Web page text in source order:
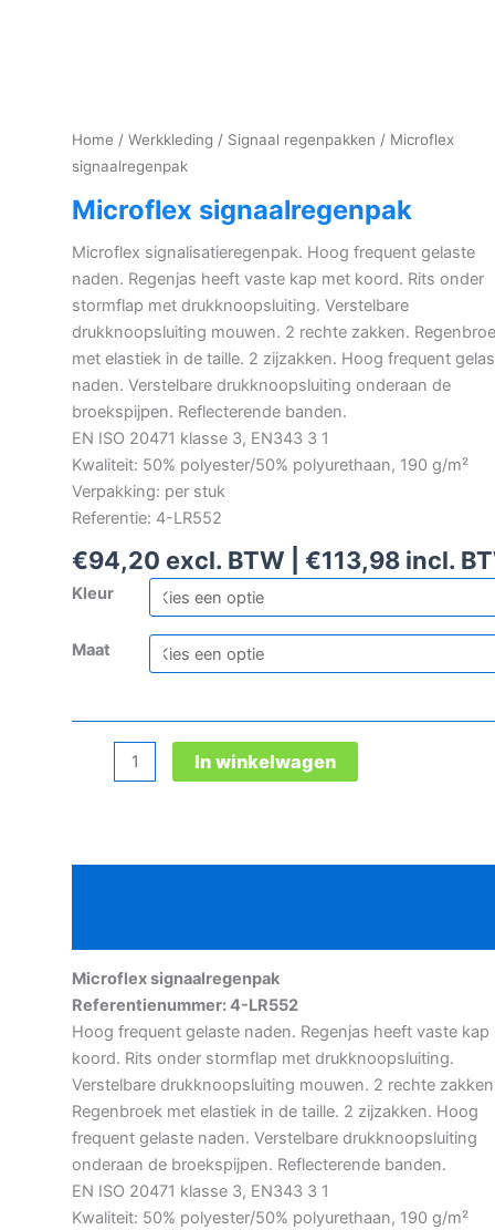
Home / Werkkleding / Signaal regenpakken / Microflex
signaalregenpak
Microflex signaalregenpak
Microflex signalisatieregenpak. Hoog frequent gelaste
naden. Regenjas heeft vaste kap met koord. Rits onder
stormflap met drukknoopsluiting. Verstelbare
drukknoopsluiting mouwen. 2 rechte zakken.
met elastiek in de taille. 2 zijzakken. Hoog frequent
naden. Verstelbare drukknoopsluiting onderaan de
broekspijpen. Reflecterende banden.
EN ISO 20471 klasse 3, EN343 3 1
Kwaliteit: 50% polyester/50% polyurethaan, 190 g/m²
Verpakking: per stuk
Referentie: 4-LR552
€94,20 excl. BTW | €113,98 incl.
Kleur
Maat
Microflex
signalisatieregenpak
In winkelwagen
Microflex signaalregenpak
Referentienummer: 4-LR552
Hoog frequent gelaste naden. Regenjas heeft vaste kap
koord. Rits onder stormflap met drukknoopsluiting.
Verstelbare drukknoopsluiting mouwen. 2 rechte
Regenbroek met elastiek in de taille. 2 zijzakken. Hoog
frequent gelaste naden. Verstelbare drukknoopsluiting
onderaan de broekspijpen. Reflecterende banden.
EN ISO 20471 klasse 3, EN343 3 1
Kwaliteit: 50% polyester/50% polyurethaan, 190 g/m²